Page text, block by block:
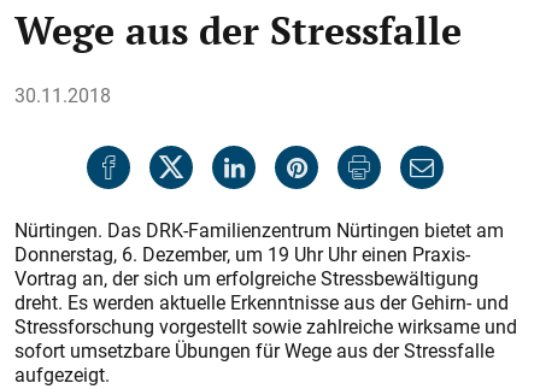
Wege aus der Stressfalle
30.11.2018
Nürtingen. Das DRK-Familienzentrum Nürtingen bietet am
Donnerstag, 6. Dezember, um 19 Uhr Uhr einen Praxis-
Vortrag an, der sich um erfolgreiche Stressbewältigung
dreht. Es werden aktuelle Erkenntnisse aus der Gehirn- und
Stressforschung vorgestellt sowie zahlreiche wirksame und
sofort umsetzbare Übungen für Wege aus der Stressfalle
aufgezeigt.